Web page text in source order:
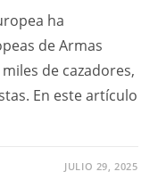
ha
de Armas
de cazadores,
En este artículo
JULIO 29, 2025